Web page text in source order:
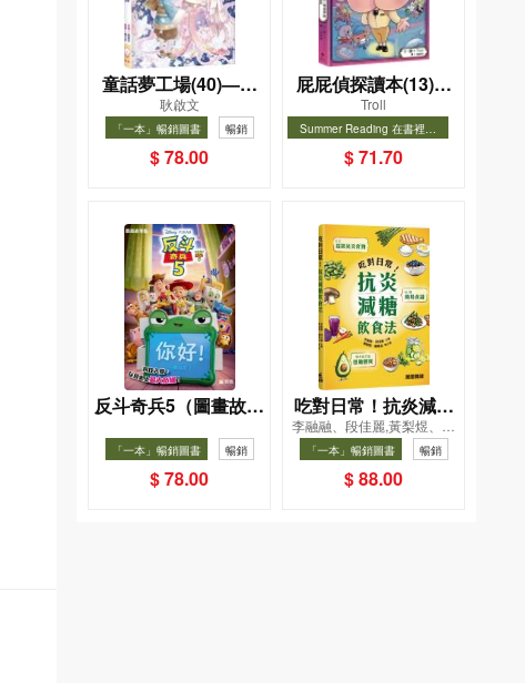
童話夢工場(40)——
織女下凡結奇緣
耿啟文
「一本」暢銷圖書 暢銷
$ 78.00
屁屁偵探讀本(13)－
－對決！怪盜學院
（星星篇）
Troll
Summer Reading 在書裡度
選圖書67折
暢銷
$ 71.70
反斗奇兵5（圖畫故事
版）
「一本」暢銷圖書 暢銷
$ 78.00
吃對日常！抗炎減糖
飲食法
李融融、段佳麗,黃梨煜、顧
凱辰
「一本」暢銷圖書 暢銷
$ 88.00